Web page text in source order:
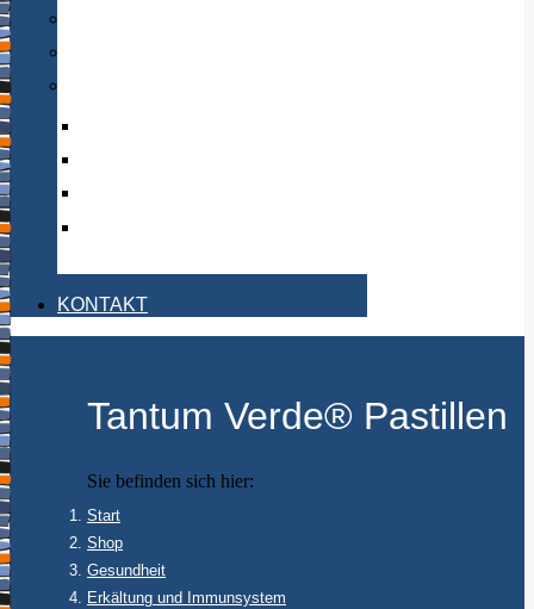
KONTAKT
Tantum Verde® Pastillen
Sie befinden sich hier:
Start
Shop
Gesundheit
Erkältung und Immunsystem